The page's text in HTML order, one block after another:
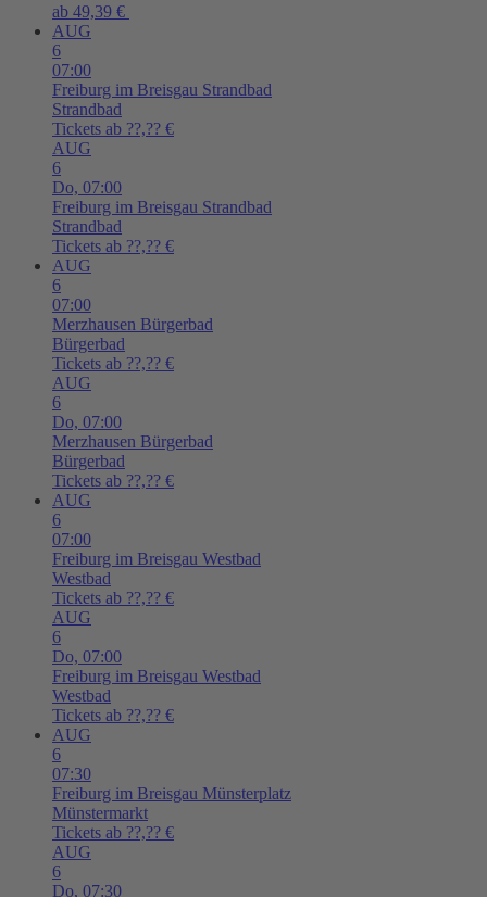
ab 49,39 €
AUG
6
07:00
Freiburg im Breisgau Strandbad
Strandbad
Tickets ab ??,?? €
AUG
6
Do, 07:00
Freiburg im Breisgau Strandbad
Strandbad
Tickets ab ??,?? €
AUG
6
07:00
Merzhausen Bürgerbad
Bürgerbad
Tickets ab ??,?? €
AUG
6
Do, 07:00
Merzhausen Bürgerbad
Bürgerbad
Tickets ab ??,?? €
AUG
6
07:00
Freiburg im Breisgau Westbad
Westbad
Tickets ab ??,?? €
AUG
6
Do, 07:00
Freiburg im Breisgau Westbad
Westbad
Tickets ab ??,?? €
AUG
6
07:30
Freiburg im Breisgau Münsterplatz
Münstermarkt
Tickets ab ??,?? €
AUG
6
Do, 07:30